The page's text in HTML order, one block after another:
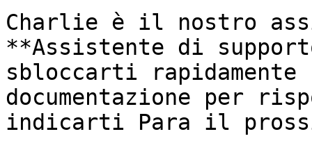
Charlie è il nostro
**Assistente di
sbloccarti rapidamente
documentazione per
indicarti Para il